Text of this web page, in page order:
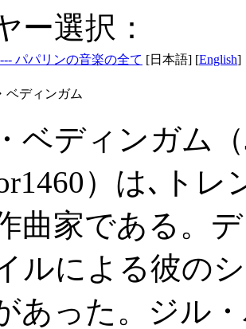
ー選択：
パパリンの音楽の全て [日本語] [English]
ベディンガム
ベディンガム（
）は､ト
曲家である。
ルによる彼の
あった。ジル